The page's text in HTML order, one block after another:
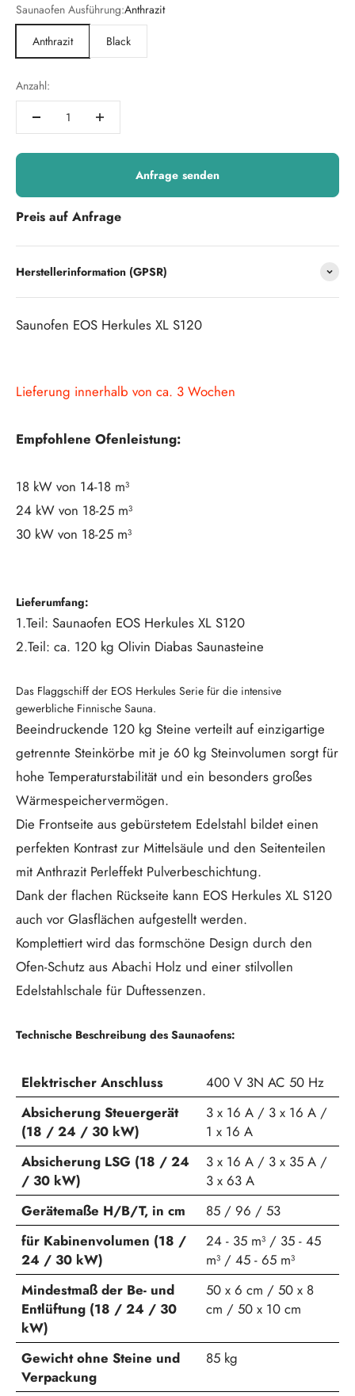
Saunaofen Ausführung:Anthrazit
Anthrazit
Black
Anzahl:
Anfrage senden
Preis auf Anfrage
Herstellerinformation (GPSR)
Saunofen EOS Herkules XL S120
Lieferung innerhalb von ca. 3 Wochen
Empfohlene Ofenleistung:
18 kW von 14-18 m³
24 kW von 18-25 m³
30 kW von 18-25 m³
Lieferumfang:
1.Teil: Saunaofen EOS Herkules XL S120
2.Teil: ca. 120 kg Olivin Diabas Saunasteine
Das Flaggschiff der EOS Herkules Serie für die intensive
gewerbliche Finnische Sauna.
Beeindruckende 120 kg Steine verteilt auf einzigartige
getrennte Steinkörbe mit je 60 kg Steinvolumen sorgt für
hohe Temperaturstabilität und ein besonders großes
Wärmespeichervermögen.
Die Frontseite aus gebürstetem Edelstahl bildet einen
perfekten Kontrast zur Mittelsäule und den Seitenteilen
mit Anthrazit Perleffekt Pulverbeschichtung.
Dank der flachen Rückseite kann EOS Herkules XL S120
auch vor Glasflächen aufgestellt werden.
Komplettiert wird das formschöne Design durch den
Ofen-Schutz aus Abachi Holz und einer stilvollen
Edelstahlschale für Duftessenzen.
Technische Beschreibung des Saunaofens:
Elektrischer Anschluss
400 V 3N AC 50 Hz
Absicherung Steuergerät
(18 / 24 / 30 kW)
3 x 16 A / 3 x 16 A /
1 x 16 A
Absicherung LSG (18 / 24
/ 30 kW)
3 x 16 A / 3 x 35 A /
3 x 63 A
Gerätemaße H/B/T, in cm
85 / 96 / 53
für Kabinenvolumen (18 /
24 / 30 kW)
24 - 35 m³ / 35 - 45
m³ / 45 - 65 m³
Mindestmaß der Be- und
Entlüftung (18 / 24 / 30
kW)
50 x 6 cm / 50 x 8
cm / 50 x 10 cm
Gewicht ohne Steine und
Verpackung
85 kg